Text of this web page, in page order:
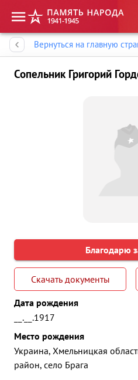
Вернуться на главную
Сопельник Григорий
Благодарю
Скачать документы
Дата рождения
__.__.1917
Место рождения
Украина, Хмельницкая
район, село Брага
Память народа